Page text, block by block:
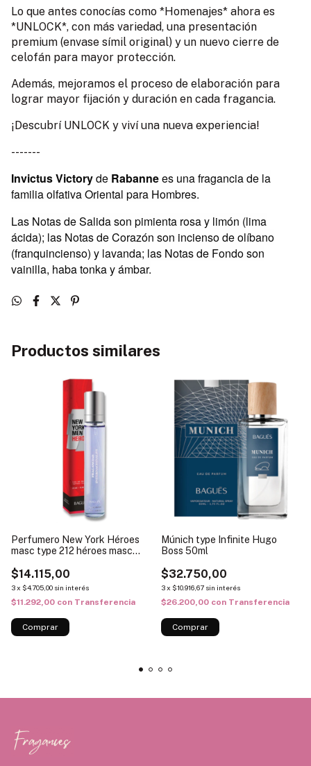
Lo que antes conocías como *Homenajes* ahora es
*UNLOCK*, con más variedad, una presentación
premium (envase símil original) y un nuevo cierre de
celofán para mayor protección.
Además, mejoramos el proceso de elaboración para
lograr mayor fijación y duración en cada fragancia.
¡Descubrí UNLOCK y viví una nueva experiencia!
-------
Invictus Victoryde Rabannees una fragancia de la
familia olfativa Oriental para Hombres.
Las Notas de Salida son pimienta rosa y limón (lima
ácida); las Notas de Corazón son incienso de olíbano
(franquincienso) y lavanda; las Notas de Fondo son
vainilla, haba tonka y ámbar.
Productos similares
Perfumero New York Héroes
masc type 212 héroes masc
$14.115,00
3x $4.705,00 sin interés
$11.292,00 con Transferencia
Múnich type Infinite Hugo
Boss 50ml
$32.750,00
3x $10.916,67 sin interés
$26.200,00 con Transferencia